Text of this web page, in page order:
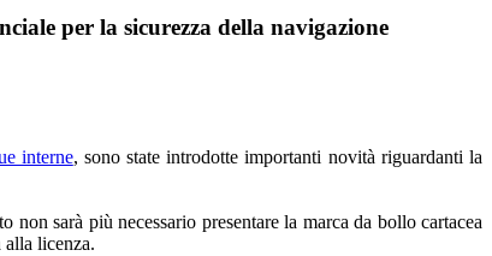
per la sicurezza della navigazione
interne, sono state introdotte importanti novità riguardanti la
sarà più necessario presentare la marca da bollo cartacea
alla licenza.